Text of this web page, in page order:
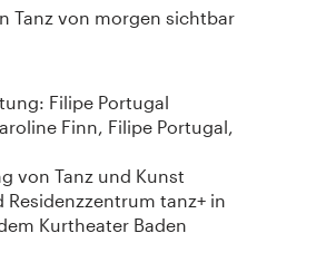
Tanz von morgen sichtbar
Filipe Portugal
Finn, Filipe Portugal,
von Tanz und Kunst
Residenzzentrum tanz+ in
Kurtheater Baden